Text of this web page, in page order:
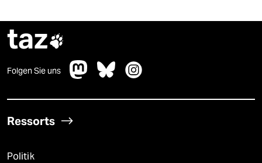
taz
Folgen Sie uns
Ressorts
Politik